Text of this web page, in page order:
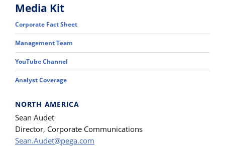
Media Kit
Corporate Fact Sheet
Management Team
YouTube Channel
Analyst Coverage
NORTH AMERICA
Sean Audet
Director, Corporate Communications
Sean.Audet@pega.com